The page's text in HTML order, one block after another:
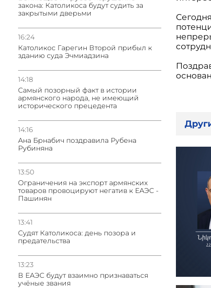
закона: Католикоса будут судить за
закрытыми дверьми
16:24
Католикос Гарегин Второй прибыл к
зданию суда Эчмиадзина
14:18
Самый позорный факт в истории
армянского народа, не имеющий
исторического прецедента
14:16
Ана Брнабич поздравила Рубена
Рубиняна
13:50
Oграничения на экспорт армянских
товаров провоцируют негатив к ЕАЭС -
Пашинян
13:41
Судят Католикоса: день позора и
предательства
13:23
В ЕАЭС будут взаимно признаваться
учёные звания